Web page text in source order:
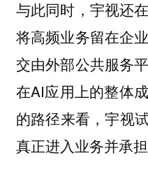
与此同时，宇视还
将高频业务留在企
交由外部公共服务
在AI应用上的整体
的路径来看，宇视
真正进入业务并承